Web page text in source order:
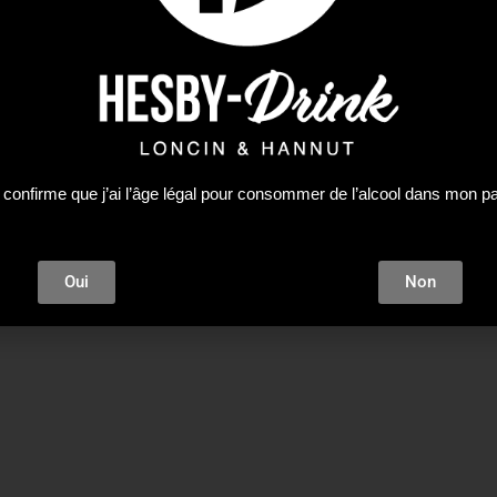
Hesby-Drink Market 2024, tous droits réservés. Gestion :
que j’ai l’âge légal pour consommer de l’alcool dans mon
Oui Non